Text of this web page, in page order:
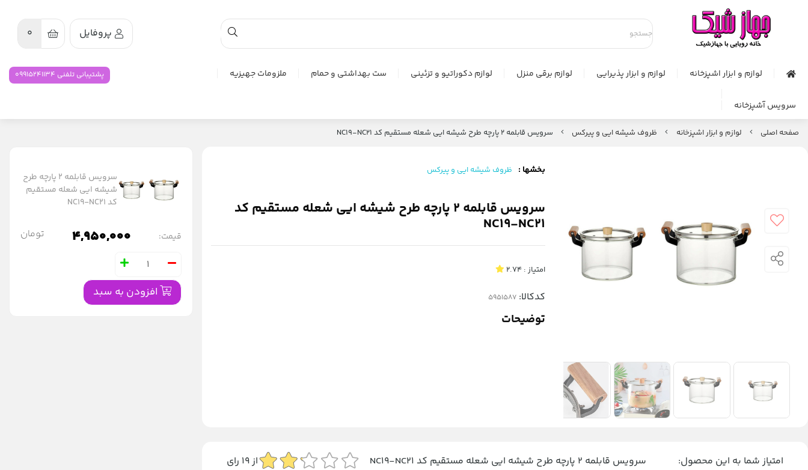
پروفایل 0
لوازم و ابزار اشپزخانه لوازم و ابزار پذیرایی لوازم برقی منزل لوازم دکوراتیو و تزئینی ست بهداشتی و حمام ملزومات جهیزیه
سرویس آشپزخانه
پشتیبانی تلفنی 09915241134
صفحه اصلی لوازم و ابزار اشپزخانه ظروف شیشه ایی و پیرکس سرویس قابلمه 2 پارچه طرح شیشه ایی شعله مستقیم کد NC19-NC21
بخشها : ظروف شیشه ایی و پیرکس
سرویس قابلمه 2 پارچه طرح شیشه ایی شعله مستقیم کد
NC19-NC21
امتیاز : 2.74
کدکالا:
توضیحات
امتیاز شما به این محصول: سرویس قابلمه 2 پارچه طرح شیشه ایی شعله مستقیم کد NC19-NC21 از19 رای
سرویس قابلمه 2 پارچه طرح
شیشه ایی شعله مستقیم
کد NC19-NC21
قیمت: 4,950,000 تومان
افزودن به سبد